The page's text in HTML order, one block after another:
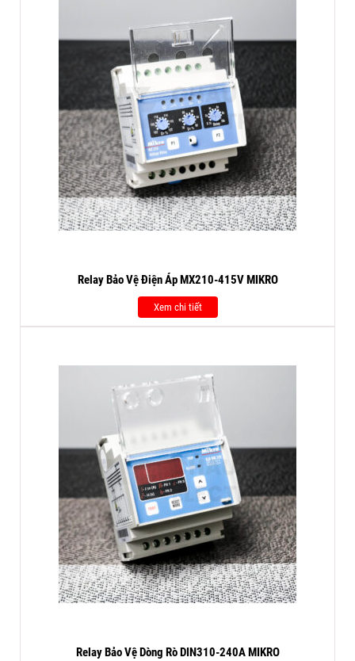
Relay Bảo Vệ Điện Áp MX210-415V MIKRO
Xem chi tiết
Relay Bảo Vệ Dòng Rò DIN310-240A MIKRO